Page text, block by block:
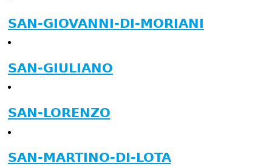
SAN-GIOVANNI-DI-MORIANI
SAN-GIULIANO
SAN-LORENZO
SAN-MARTINO-DI-LOTA